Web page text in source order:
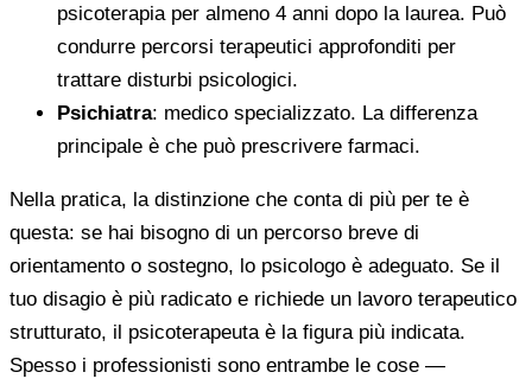
psicoterapia per almeno 4 anni dopo la laurea. Può
condurre percorsi terapeutici approfonditi per
trattare disturbi psicologici.
Psichiatra: medico specializzato. La differenza
principale è che può prescrivere farmaci.
Nella pratica, la distinzione che conta di più per te è
questa: se hai bisogno di un percorso breve di
orientamento o sostegno, lo psicologo è adeguato. Se il
tuo disagio è più radicato e richiede un lavoro terapeutico
strutturato, il psicoterapeuta è la figura più indicata.
Spesso i professionisti sono entrambe le cose —